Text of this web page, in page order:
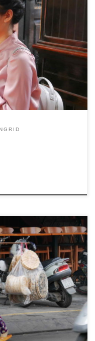
du Vietnam, et de
de vie typiques du
de la part des
blanche possible, signe
de l’occident, la
[…]